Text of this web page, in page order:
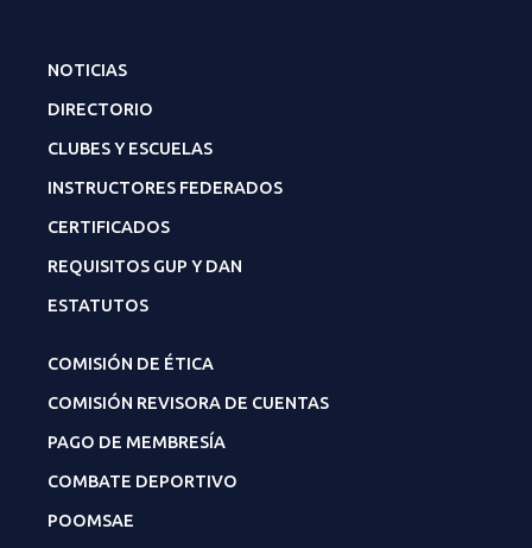
NOTICIAS
DIRECTORIO
CLUBES Y ESCUELAS
INSTRUCTORES FEDERADOS
CERTIFICADOS
REQUISITOS GUP Y DAN
ESTATUTOS
COMISIÓN DE ÉTICA
COMISIÓN REVISORA DE CUENTAS
PAGO DE MEMBRESÍA
COMBATE DEPORTIVO
POOMSAE